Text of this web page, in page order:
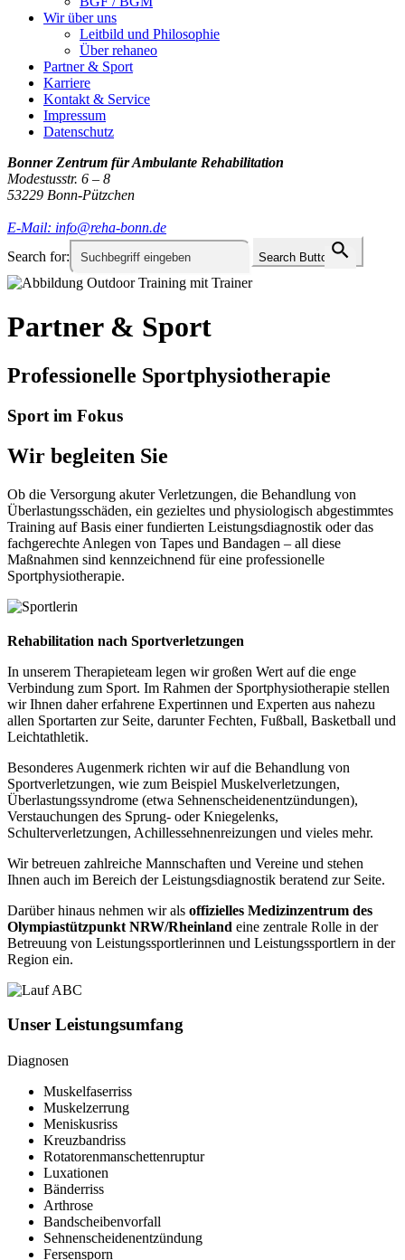
Wir über uns
Leitbild und Philosophie
Über rehaneo
Partner & Sport
Karriere
Kontakt & Service
Impressum
Datenschutz
Bonner Zentrum für Ambulante Rehabilitation
Modestusstr. 6 – 8
53229 Bonn-Pützchen
E-Mail: info@reha-bonn.de
Search for:
Search Button
Partner & Sport
Professionelle Sportphysiotherapie
Sport im Fokus
Wir begleiten Sie
Ob die Versorgung akuter Verletzungen, die Behandlung von
Überlastungsschäden, ein gezieltes und physiologisch abgestimmtes
Training auf Basis einer fundierten Leistungsdiagnostik oder das
fachgerechte Anlegen von Tapes und Bandagen – all diese
Maßnahmen sind kennzeichnend für eine professionelle
Sportphysiotherapie.
Rehabilitation nach Sportverletzungen
In unserem Therapieteam legen wir großen Wert auf die enge
Verbindung zum Sport. Im Rahmen der Sportphysiotherapie stellen
wir Ihnen daher erfahrene Expertinnen und Experten aus nahezu
allen Sportarten zur Seite, darunter Fechten, Fußball, Basketball und
Leichtathletik.
Besonderes Augenmerk richten wir auf die Behandlung von
Sportverletzungen, wie zum Beispiel Muskelverletzungen,
Überlastungssyndrome (etwa Sehnenscheidenentzündungen),
Verstauchungen des Sprung- oder Kniegelenks,
Schulterverletzungen, Achillessehnenreizungen und vieles mehr.
Wir betreuen zahlreiche Mannschaften und Vereine und stehen
Ihnen auch im Bereich der Leistungsdiagnostik beratend zur Seite.
Darüber hinaus nehmen wir als offizielles Medizinzentrum des
Olympiastützpunkt NRW/Rheinland eine zentrale Rolle in der
Betreuung von Leistungssportlerinnen und Leistungssportlern in der
Region ein.
Unser Leistungsumfang
Diagnosen
Muskelfaserriss
Muskelzerrung
Meniskusriss
Kreuzbandriss
Rotatorenmanschettenruptur
Luxationen
Bänderriss
Arthrose
Bandscheibenvorfall
Sehnenscheidenentzündung
Fersensporn